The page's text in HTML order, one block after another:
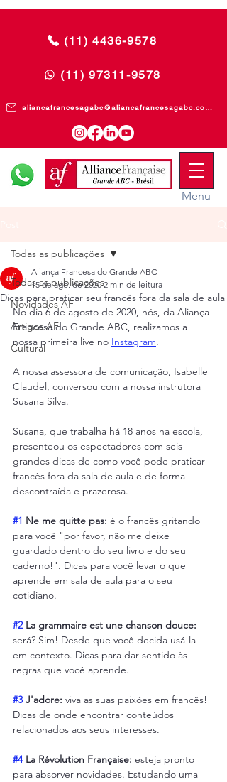
(11) 4436-9578
(11) 97311-9578
aliancafrancesagabc@aliancafrancesagabc.com.br
Menu
Todas as publicações
Novidades AF
Artigos AF
Cultural
Todas as publicações
Dicas para praticar seu francês fora da sala de aula
Aliança Francesa do Grande ABC
15 de ago. de 2020 2 min de leitura
No dia 6 de agosto de 2020, nós, da Aliança
Francesa do Grande ABC, realizamos a
nossa primeira live no Instagram.
A nossa assessora de comunicação, Isabelle
Claudel, conversou com a nossa instrutora
Susana Silva.
Susana, que trabalha há 18 anos na escola,
presenteou os espectadores com seis
grandes dicas de como você pode praticar
francês fora da sala de aula e de forma
descontraída e prazerosa.
#1 Ne me quitte pas: é o francês gritando
para você "por favor, não me deixe
guardado dentro do seu livro e do seu
caderno!". Dicas para você levar o que
aprende em sala de aula para o seu
cotidiano.
#2 La grammaire est une chanson douce:
será? Sim! Desde que você decida usá-la
em contexto. Dicas para dar sentido às
regras que você aprende.
#3 J'adore: viva as suas paixões em francês!
Dicas de onde encontrar conteúdos
relacionados aos seus interesses.
#4 La Révolution Française: esteja pronto
para absorver novidades. Estudando uma